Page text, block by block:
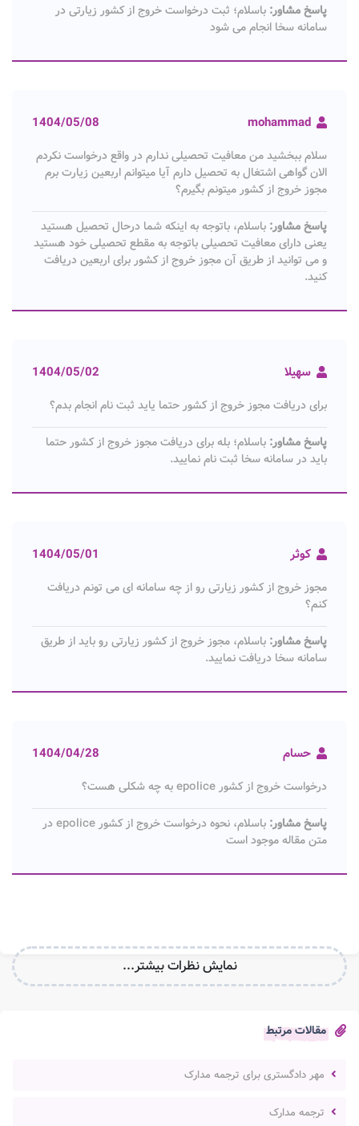
مقالات مرتبط
مهر دادگستری برای ترجمه مدارک
ترجمه مدارک
پاسخ مشاور: باسلام؛ ثبت درخواست خروج از کشور زیارتی در
سامانه سخا انجام می شود
mohammad
1404/05/08
سلام ببخشید من معافیت تحصیلی ندارم در واقع درخواست نکردم
الان گواهی اشتغال به تحصیل دارم آیا میتوانم اربعین زیارت برم
مجوز خروج از کشور میتونم بگیرم؟
پاسخ مشاور: باسلام، باتوجه به اینکه شما درحال تحصیل هستید
یعنی دارای معافیت تحصیلی باتوجه به مقطع تحصیلی خود هستید
و می توانید از طریق آن مجوز خروج از کشور برای اربعین دریافت
کنید.
سهیلا 1404/05/02
برای دریافت مجوز خروج از کشور حتما یاید ثبت نام انجام بدم؟
پاسخ مشاور: باسلام؛ بله برای دریافت مجوز خروج از کشور حتما
باید در سامانه سخا ثبت نام نمایید.
کوثر 1404/05/01
مجوز خروج از کشور زیارتی رو از چه سامانه ای می تونم دریافت
کنم؟
پاسخ مشاور: باسلام، مجوز خروج از کشور زیارتی رو باید از طریق
سامانه سخا دریافت نمایید.
حسام 1404/04/28
درخواست خروج از کشور epolice به چه شکلی هست؟
پاسخ مشاور:
باسلام، نحوه درخواست خروج از کشور epolice در
متن مقاله موجود است
نمایش نظرات بیشتر...